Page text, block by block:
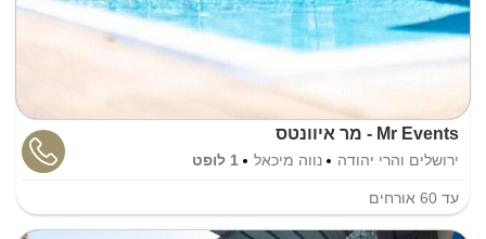
Mr Events - מר איוונטס
ירושלים והרי יהודה נווה מיכאל 1 לופט
עד 60 אורחים